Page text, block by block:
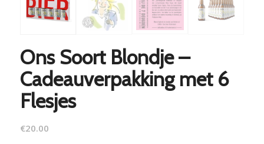
Ons Soort Blondje –
Cadeauverpakking met 6
Flesjes
€20.00